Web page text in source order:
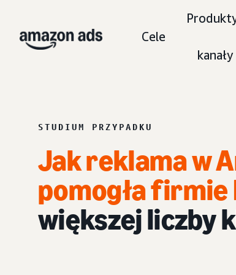
Cele
kanały
STUDIUM PRZYPADKU
Jak reklama w
pomogła firmie
większej liczby